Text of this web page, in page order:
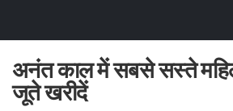
अनंत काल में सबसे सस्ते
जूते खरीदें